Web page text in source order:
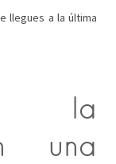
llegues a la última
la
una